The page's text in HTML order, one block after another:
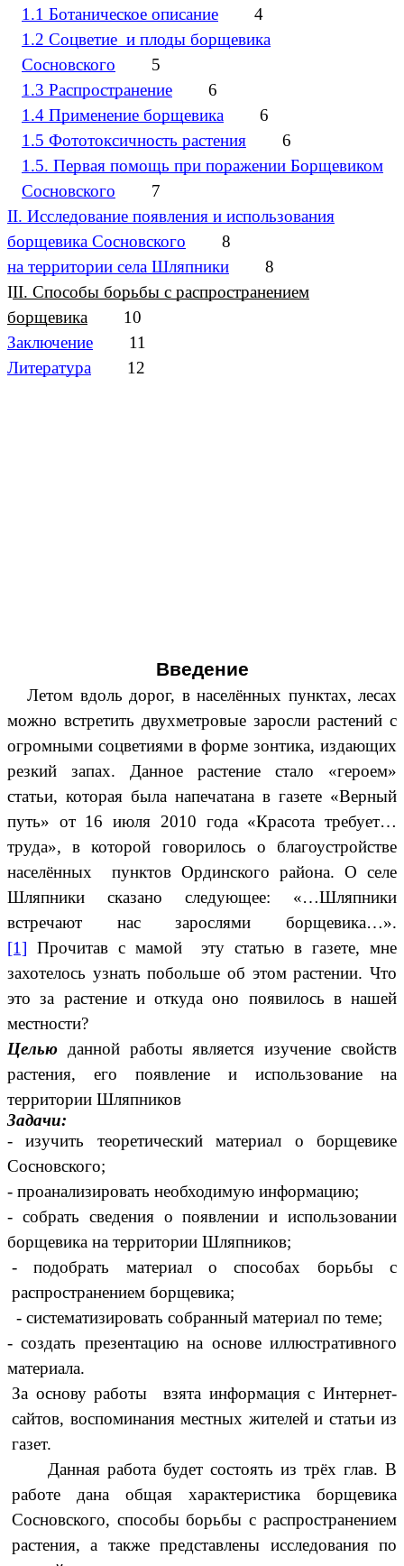
1.1 Ботаническое описание 4
1.2 Соцветие и плоды борщевика
Сосновского 5
1.3 Распространение 6
1.4 Применение борщевика 6
1.5 Фототоксичность растения 6
1.5. Первая помощь при поражении Борщевиком
Сосновского 7
II. Исследование появления и использования
борщевика Сосновского 8
на территории села Шляпники 8
III. Способы борьбы с распространением
борщевика 10
Заключение 11
Литература 12
Введение
Летом вдоль дорог, в населённых пунктах, лесах
можно встретить двухметровые заросли растений с
огромными соцветиями в форме зонтика, издающих
резкий запах. Данное растение стало «героем»
статьи, которая была напечатана в газете «Верный
путь» от 16 июля 2010 года «Красота требует…
труда», в которой говорилось о благоустройстве
населённых пунктов Ординского района. О селе
Шляпники сказано следующее: «…Шляпники
встречают нас зарослями борщевика…».
[1] Прочитав с мамой эту статью в газете, мне
захотелось узнать побольше об этом растении. Что
это за растение и откуда оно появилось в нашей
местности?
Целью данной работы является изучение свойств
растения, его появление и использование на
территории Шляпников
Задачи:
- изучить теоретический материал о борщевике
Сосновского;
- проанализировать необходимую информацию;
- собрать сведения о появлении и использовании
борщевика на территории Шляпников;
- подобрать материал о способах борьбы с
распространением борщевика;
- систематизировать собранный материал по теме;
- создать презентацию на основе иллюстративного
материала.
За основу работы взята информация с Интернет-
сайтов, воспоминания местных жителей и статьи из
газет.
Данная работа будет состоять из трёх глав. В
работе дана общая характеристика борщевика
Сосновского, способы борьбы с распространением
растения, а также представлены исследования по